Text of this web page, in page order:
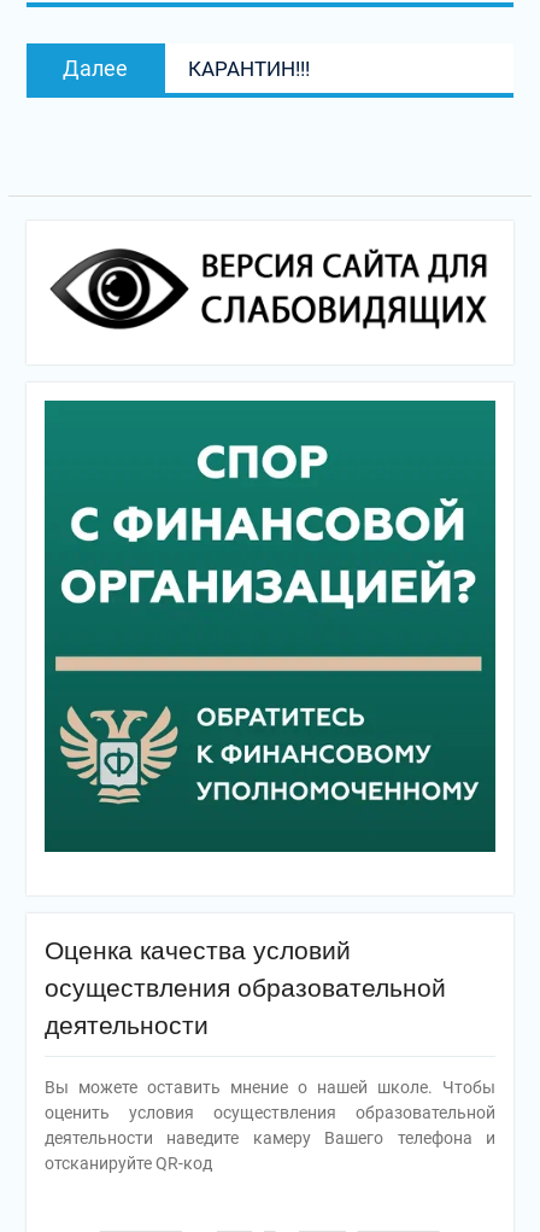
Далее
запись:
КАРАНТИН!!!
Оценка качества условий
осуществления образовательной
деятельности
Вы можете оставить мнение о нашей школе. Чтобы
оценить условия осуществления образовательной
деятельности наведите камеру Вашего телефона и
отсканируйте QR-код